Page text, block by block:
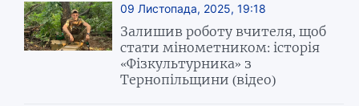
09 Листопада, 2025, 19:18
Залишив роботу вчителя, щоб
стати мінометником: історія
«Фізкультурника» з
Тернопільщини (відео)